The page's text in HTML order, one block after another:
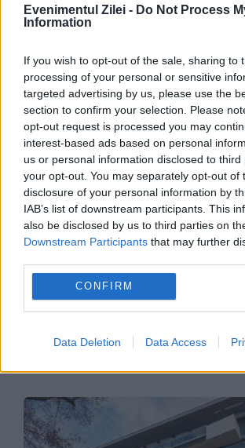
Evenimentul Zilei - Do Not Process
Information
If you wish to opt-out of the sale, sharing to
processing of your personal or sensitive
targeted advertising by us, please use the
section to confirm your selection. Please
opt-out request is processed you may
interest-based ads based on personal
us or personal information disclosed to
your opt-out. You may separately opt-out of
disclosure of your personal information by
IAB’s list of downstream participants. This
also be disclosed by us to third parties on
Downstream Participants that may further
CONFIRM
Data Deletion Data Access
locuinte
Recomandările